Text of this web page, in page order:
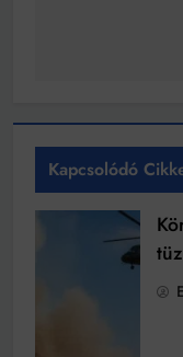
Kapcsolódó